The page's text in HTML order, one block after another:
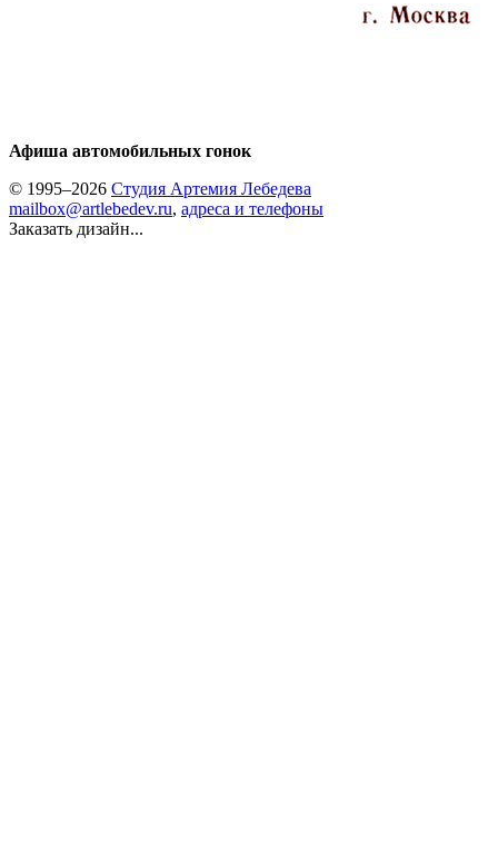
Афиша автомобильных гонок
© 1995–2026 Студия Артемия Лебедева
mailbox@artlebedev.ru, адреса и телефоны
Заказать дизайн...